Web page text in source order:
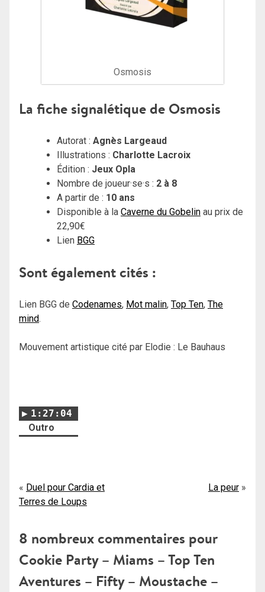
Osmosis
La fiche signalétique de Osmosis
Autorat : Agnès Largeaud
Illustrations : Charlotte Lacroix
Édition : Jeux Opla
Nombre de joueur·se·s : 2 à 8
A partir de : 10 ans
Disponible à la Caverne du Gobelin au prix de
22,90€
Lien BGG
Sont également cités :
Lien BGG de Codenames, Mot malin, Top Ten, The
mind.
Mouvement artistique cité par Elodie : Le Bauhaus
1:27:04
Outro
Navigation
de
l’article
Duel pour Cardia et
Terres de Loups
La peur
8 nombreux commentaires pour
Cookie Party – Miams – Top Ten
Aventures – Fifty – Moustache –